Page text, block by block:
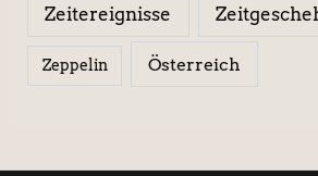
Zeitereignisse
Zeppelin Österreich